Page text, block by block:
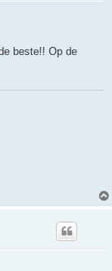
beste!! Op de